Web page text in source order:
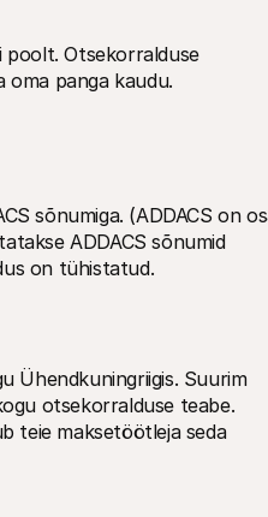
poolt. Otsekorralduse
oma panga kaudu.
sõnumiga. (ADDACS on
ADDACS sõnumid
on tühistatud.
Ühendkuningriigis. Suurim
otsekorralduse teabe.
teie maksetöötleja seda